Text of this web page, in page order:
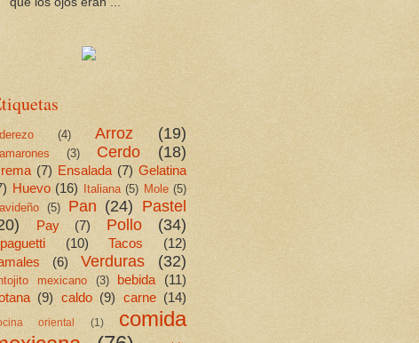
(4) Arroz (19)
(3) Cerdo (18)
(7) Ensalada (7) Gelatina
Huevo (16) Italiana (5) Mole (5)
(5) Pan (24) Pastel
Pay (7) Pollo (34)
(10) Tacos
(12)
(6) Verduras (32)
mexicano (3) bebida
(11)
(9) caldo (9) carne (14)
oriental (1)
comida